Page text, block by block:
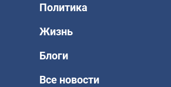
Политика
Жизнь
Блоги
Все новости